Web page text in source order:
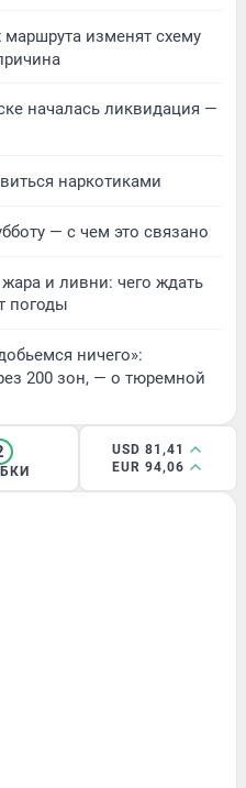
изменят схему
началась ликвидация —
наркотиками
— с чем это связано
и ливни: чего ждать
погоды
ничего»:
200 зон, — о тюремной
USD 81,41
EUR 94,06